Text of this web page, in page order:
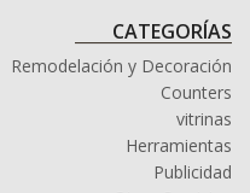
CATEGORÍAS
Remodelación y Decoración
Counters
vitrinas
Herramientas
Publicidad